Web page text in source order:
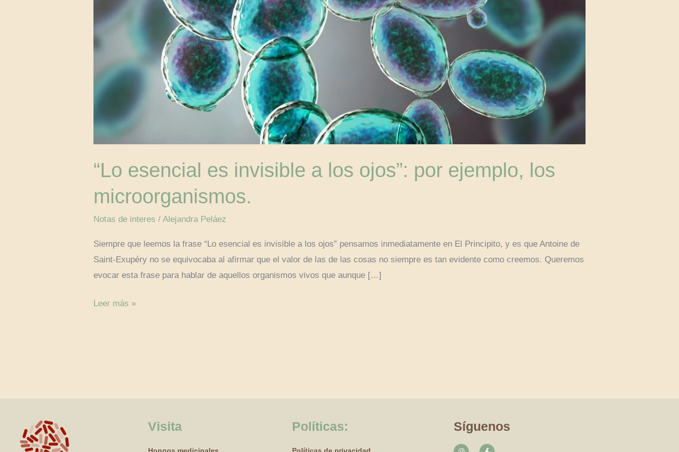
“Lo esencial es invisible a los ojos”: por ejemplo, los
microorganismos.
Notas de interes​ /Alejandra Peláez
Siempre que leemos la frase “Lo esencial es invisible a los ojos” pensamos inmediatamente en El Principito, y es que Antoine de
Saint-Exupéry no se equivocaba al afirmar que el valor de las de las cosas no siempre es tan evidente como creemos. Queremos
evocar esta frase para hablar de aquellos organismos vivos que aunque […]
Leer más »
Visita
Hongos medicinales
Políticas:
Políticas de privacidad
Síguenos
I
F